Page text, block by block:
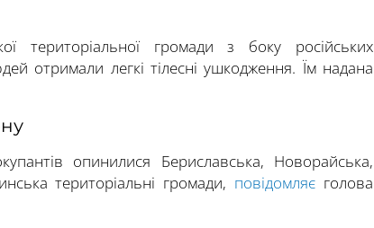
територіальної громади з боку російських
отримали легкі тілесні ушкодження. Їм надана
опинилися Бериславська, Новорайська,
територіальні громади, повідомляє голова